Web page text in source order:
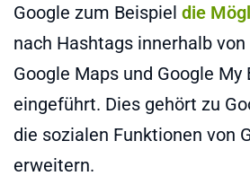
Google zum Beispiel die
nach Hashtags innerhalb von
Google Maps und Google My
eingeführt. Dies gehört zu
die sozialen Funktionen von
erweitern.